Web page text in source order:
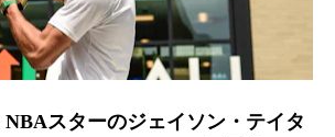
NBAスターのジェイソン・テイタ